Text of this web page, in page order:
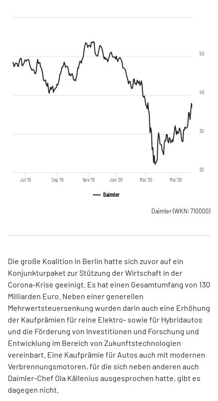
Daimler
Jul '19 Sep '19 Nov '19 Jan '20 Mär '20 Mai '20
20
30
40
50
Daimler(WKN: 710000)
Die große Koalition in Berlin hatte sich zuvor auf ein
Konjunkturpaket zur Stützung der Wirtschaft in der
Corona-Krise geeinigt. Es hat einen Gesamtumfang von 130
Milliarden Euro. Neben einer generellen
Mehrwertsteuersenkung wurden darin auch eine Erhöhung
der Kaufprämien für reine Elektro- sowie für Hybridautos
und die Förderung von Investitionen und Forschung und
Entwicklung im Bereich von Zukunftstechnologien
vereinbart. Eine Kaufprämie für Autos auch mit modernen
Verbrennungsmotoren, für die sich neben anderen auch
Daimler-Chef Ola Källenius ausgesprochen hatte, gibt es
dagegen nicht.